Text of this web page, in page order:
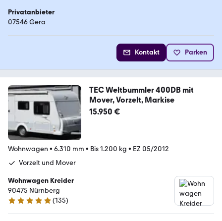
Privatanbieter
07546 Gera
Kontakt Parken
TEC Weltbummler 400DB mit
Mover, Vorzelt, Markise
15.950 €
Wohnwagen • 6.310 mm • Bis 1.200 kg • EZ 05/2012
Vorzelt und Mover
Wohnwagen Kreider
90475 Nürnberg
5 Sterne
(135)